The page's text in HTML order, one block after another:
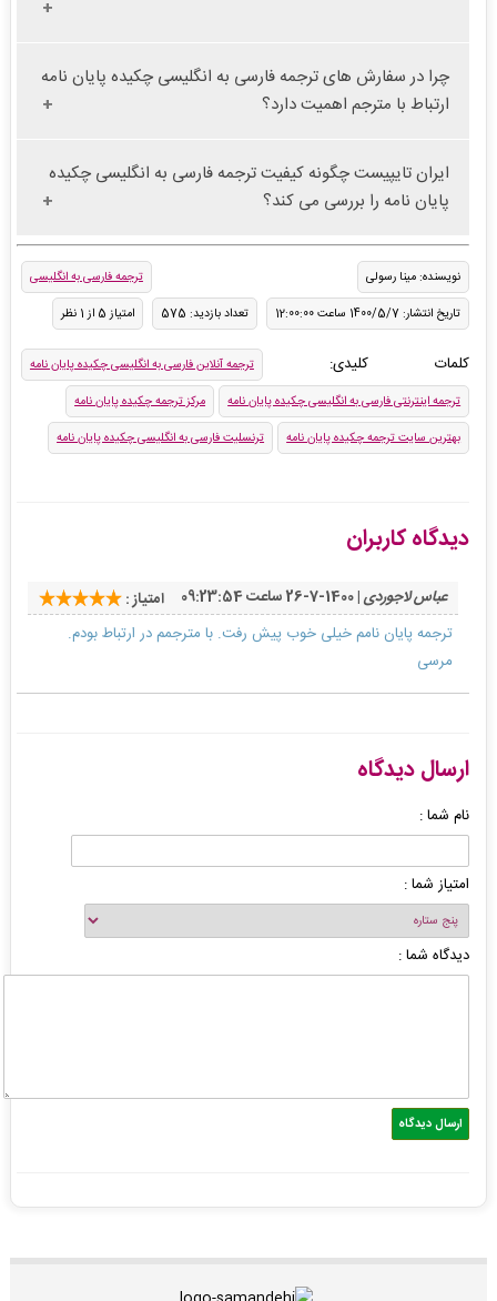
چرا در سفارش های ترجمه فارسی به انگلیسی چکیده پایان نامه
ارتباط با مترجم اهمیت دارد؟
ایران تایپیست چگونه کیفیت ترجمه فارسی به انگلیسی چکیده
پایان نامه را بررسی می کند؟
نویسنده: مینا رسولی
ترجمه فارسی به انگلیسی
تاریخ انتشار: 1400/5/7 ساعت 12:00:00
تعداد بازدید: 575 امتیاز 5 از 1 نظر
کلمات کلیدی:
ترجمه آنلاین فارسی به انگلیسی چکیده پایان نامه
ترجمه اینترنتی فارسی به انگلیسی چکیده پایان نامه
مرکز ترجمه چکیده پایان نامه
بهترین سایت ترجمه چکیده پایان نامه
ترنسلیت فارسی به انگلیسی چکیده پایان نامه
دیدگاه کاربران
عباس لاجوردی| 1400-7-26 ساعت 09:23:54
امتیاز :
ترجمه پایان نامم خیلی خوب پیش رفت. با مترجمم در ارتباط بودم.
مرسی
ارسال دیدگاه
نام شما :
امتیاز شما :
دیدگاه شما :